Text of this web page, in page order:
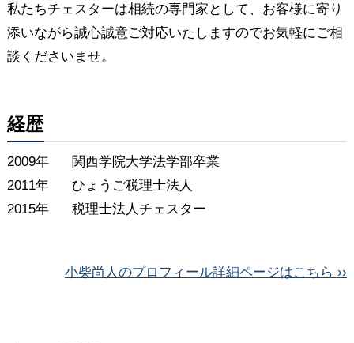
私たちチェスターは相続の専門家として、お客様に寄り
添いながら誠心誠意ご対応いたしますのでお気軽にご相
談くださいませ。
経歴
2009年
関西学院大学法学部卒業
2011年
ひょうご税理士法人
2015年
税理士法人チェスター
小柴尚人のプロフィール詳細ページはこちら ››